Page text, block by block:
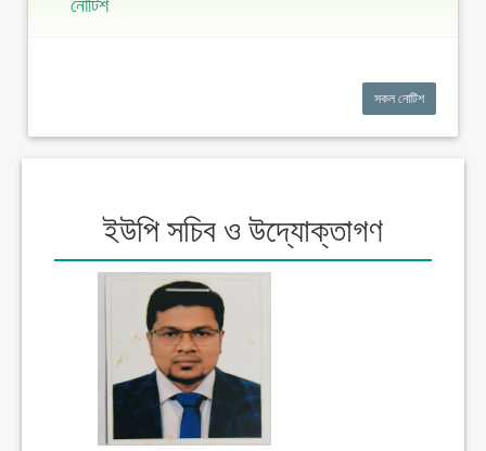
নোটিশ
সকল নোটিশ
ইউপি সচিব ও উদ্যোক্তাগণ